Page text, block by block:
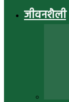
जीवनशैली